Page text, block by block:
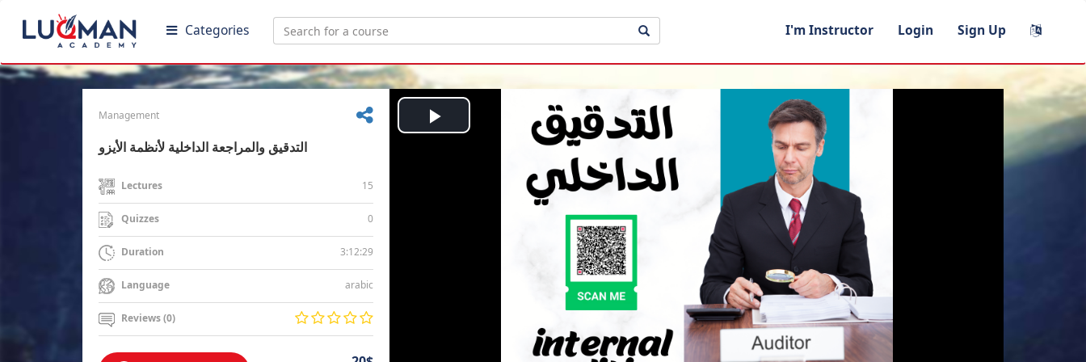
Categories I'm Instructor Login Sign Up
Management
التدقيق والمراجعة الداخلية لأنظمة الأيزو
Lectures 15
Quizzes 0
Duration 3:12:29
Language arabic
Reviews (0)
Play